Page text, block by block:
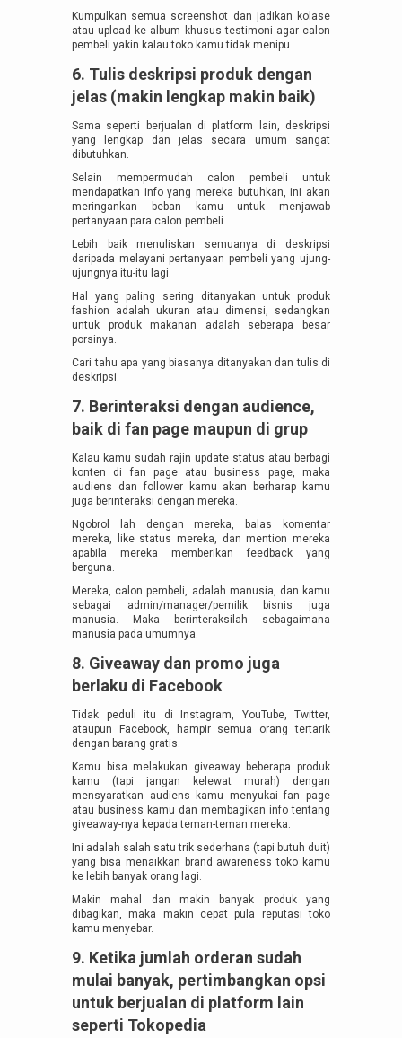
Kumpulkan semua screenshot dan jadikan kolase
atau upload ke album khusus testimoni agar calon
pembeli yakin kalau toko kamu tidak menipu.
6. Tulis deskripsi produk dengan
jelas (makin lengkap makin baik)
Sama seperti berjualan di platform lain, deskripsi
yang lengkap dan jelas secara umum sangat
dibutuhkan.
Selain mempermudah calon pembeli untuk
mendapatkan info yang mereka butuhkan, ini akan
meringankan beban kamu untuk menjawab
pertanyaan para calon pembeli.
Lebih baik menuliskan semuanya di deskripsi
daripada melayani pertanyaan pembeli yang ujung-
ujungnya itu-itu lagi.
Hal yang paling sering ditanyakan untuk produk
fashion adalah ukuran atau dimensi, sedangkan
untuk produk makanan adalah seberapa besar
porsinya.
Cari tahu apa yang biasanya ditanyakan dan tulis di
deskripsi.
7. Berinteraksi dengan audience,
baik di fan page maupun di grup
Kalau kamu sudah rajin update status atau berbagi
konten di fan page atau business page, maka
audiens dan follower kamu akan berharap kamu
juga berinteraksi dengan mereka.
Ngobrol lah dengan mereka, balas komentar
mereka, like status mereka, dan mention mereka
apabila mereka memberikan feedback yang
berguna.
Mereka, calon pembeli, adalah manusia, dan kamu
sebagai admin/manager/pemilik bisnis juga
manusia. Maka berinteraksilah sebagaimana
manusia pada umumnya.
8. Giveaway dan promo juga
berlaku di Facebook
Tidak peduli itu di Instagram, YouTube, Twitter,
ataupun Facebook, hampir semua orang tertarik
dengan barang gratis.
Kamu bisa melakukan giveaway beberapa produk
kamu (tapi jangan kelewat murah) dengan
mensyaratkan audiens kamu menyukai fan page
atau business kamu dan membagikan info tentang
giveaway-nya kepada teman-teman mereka.
Ini adalah salah satu trik sederhana (tapi butuh duit)
yang bisa menaikkan brand awareness toko kamu
ke lebih banyak orang lagi.
Makin mahal dan makin banyak produk yang
dibagikan, maka makin cepat pula reputasi toko
kamu menyebar.
9. Ketika jumlah orderan sudah
mulai banyak, pertimbangkan opsi
untuk berjualan di platform lain
seperti Tokopedia